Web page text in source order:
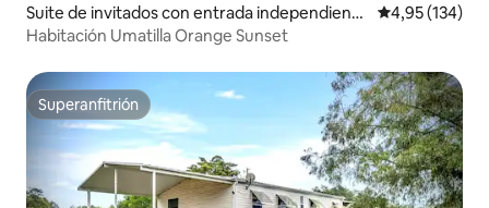
Suite de invitados con entrada independiente
en Umatilla
Calificación
4,95 (134)
Habitación Umatilla Orange Sunset
Superanfitrión
Superanfitrión